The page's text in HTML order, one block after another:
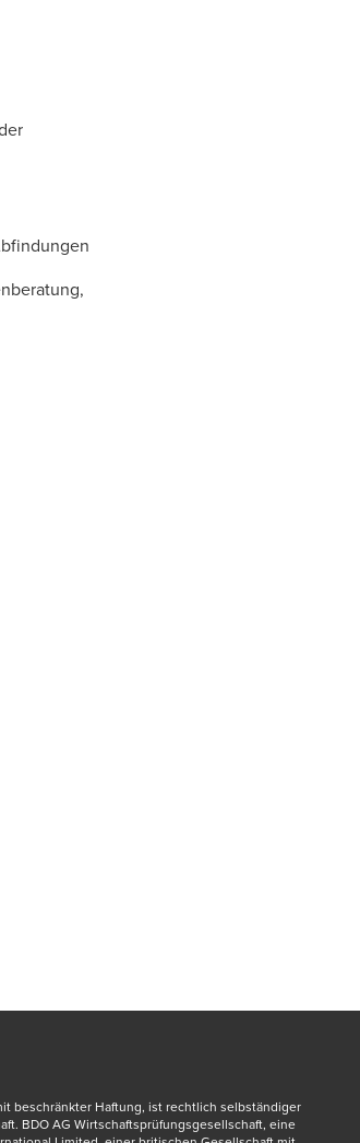
beschränkter Haftung, ist rechtlich selbständiger
BDO AG Wirtschaftsprüfungsgesellschaft, eine